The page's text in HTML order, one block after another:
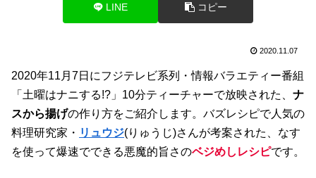
LINE コピー
2020.11.07
2020年11月7日にフジテレビ系列・情報バラエティー番組
「土曜はナニする!?」10分ティーチャーで放映された、 ナ
スから揚げの作り方をご紹介します。バズレシピで人気の
料理研究家・ リュウジ(りゅうじ)さんが考案された、なす
を使って爆速でできる悪魔的旨さのベジめしレシピです。